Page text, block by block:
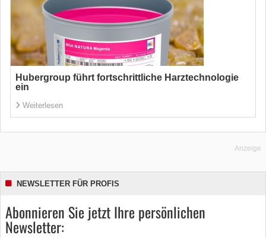
Hubergroup führt fortschrittliche Harztechnologie
ein
Weiterlesen
Anzeige
NEWSLETTER FÜR PROFIS
Abonnieren Sie jetzt Ihre persönlichen
Newsletter: